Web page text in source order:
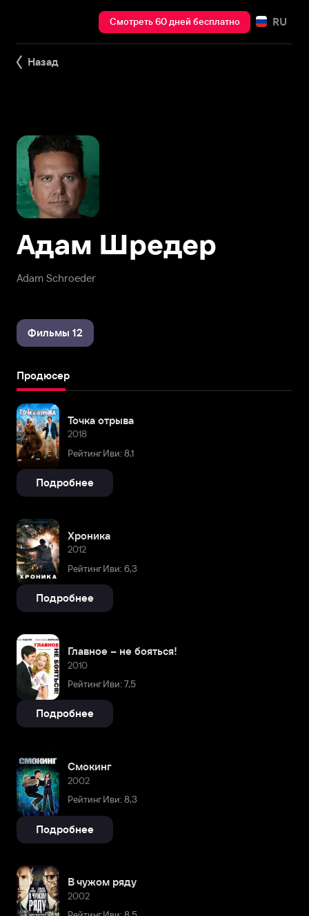
Смотреть 60 дней бесплатно RU
Назад
Adam Schroeder
Адам Шредер
Фильмы 12
Продюсер
Точка отрыва
2018
Рейтинг Иви: 8,1
Подробнее
Хроника
2012
Рейтинг Иви: 6,3
Подробнее
Главное – не бояться!
2010
Рейтинг Иви: 7,5
Подробнее
Смокинг
2002
Рейтинг Иви: 8,3
Подробнее
В чужом ряду
2002